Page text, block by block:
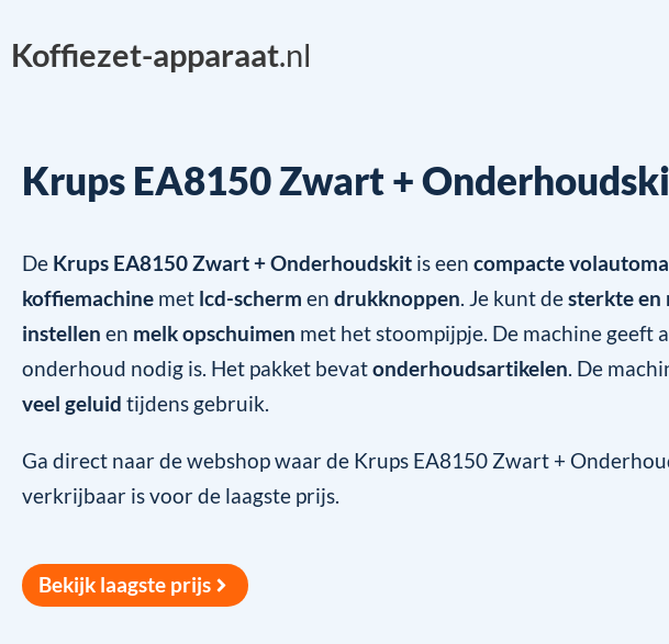
Koffiezet-apparaat.nl
Krups EA8150 Zwart +
De Krups EA8150 Zwart + Onderhoudskit is een compacte
koffiemachine met lcd-scherm en drukknoppen. Je kunt desterkte en
instellen en melk opschuimen met het stoompijpje. De machine geeft
onderhoud nodig is. Het pakket bevatonderhoudsartikelen. De
veel geluid tijdens gebruik.
Ga direct naar de webshop waar de Krups EA8150 Zwart +
verkrijbaar is voor de laagste prijs.
Bekijk laagste prijs